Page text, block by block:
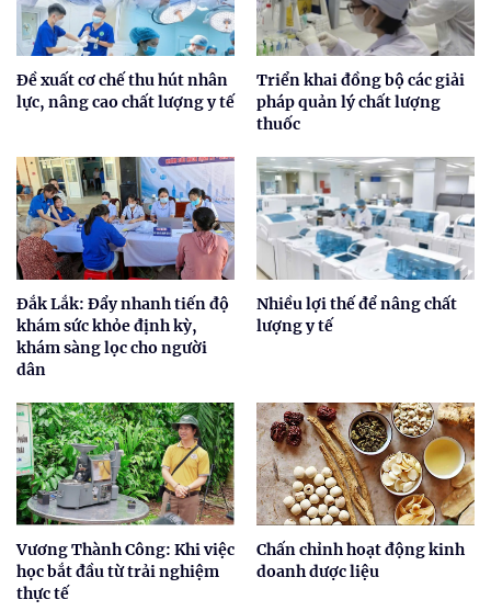
Đề xuất cơ chế thu hút nhân
lực, nâng cao chất lượng y tế
Triển khai đồng bộ các giải
pháp quản lý chất lượng
thuốc
Đắk Lắk: Đẩy nhanh tiến độ
khám sức khỏe định kỳ,
khám sàng lọc cho người
dân
Nhiều lợi thế để nâng chất
lượng y tế
Vương Thành Công: Khi việc
học bắt đầu từ trải nghiệm
thực tế
Chấn chỉnh hoạt động kinh
doanh dược liệu